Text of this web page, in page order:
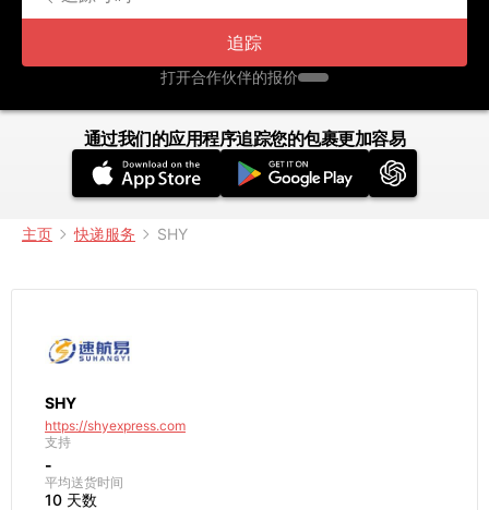
追踪
打开合作伙伴的报价
通过我们的应用程序追踪您的包裹更加容易
主页 快递服务 SHY
SHY
https://shyexpress.com
支持
-
平均送货时间
10 天数